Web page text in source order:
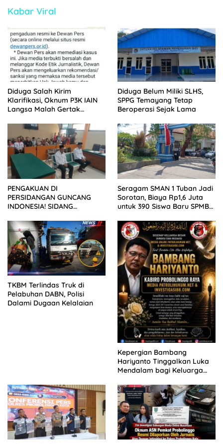
Kabar Viral
Diduga Salah Kirim
Klarifikasi, Oknum P3K IAIN
Langsa Malah Gertak
Diduga Belum Miliki SLHS,
SPPG Temayang Tetap
Beroperasi Sejak Lama
PENGAKUAN DI
PERSIDANGAN GUNCANG
INDONESIA! SIDANG
KELUARGA KORBAN
MENGAMUK DI PN MALANG
Seragam SMAN 1 Tuban Jadi
Sorotan, Biaya Rp1,6 Juta
untuk 390 Siswa Baru SPMB
TKBM Terlindas Truk di
Pelabuhan DABN, Polisi
Dalami Dugaan Kelalaian
Kepergian Bambang
Hariyanto Tinggalkan Luka
Mendalam bagi Keluarga